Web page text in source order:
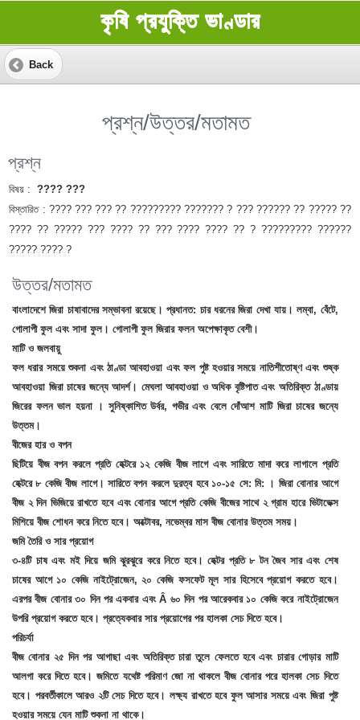
কৃষি প্রযুক্তি ভাণ্ডার
Back
প্রশ্ন/উত্তর/মতামত
প্রশ্ন
বিষয় :
???? ???
বিস্তারিত : ???? ??? ??? ?? ????????? ??????? ? ??? ?????? ?? ????? ??
???? ?? ????? ??? ???? ?? ??? ???? ???? ?? ? ????????? ??????
????? ???? ?
উত্তর/মতামত
বাংলাদেশে জিরা চাষাবাদের সম্ভাবনা রয়েছে। প্রধানত: চার ধরনের জিরা দেখা যায়। লম্বা, বেঁটে,
গোলাপী ফুল এবং সাদা ফুল। গোলাপী ফুল জিরার ফলন অপেক্ষাকৃত বেশী।
মাটি ও জলবায়ু
ফল ধরার সময়ে শুকনা এবং ঠাণ্ডা আবহাওয়া এবং ফল পুষ্ট হওয়ার সময়ে নাতিশীতোষ্ণ এবং শুষ্ক
আবহাওয়া জিরা চাষের জন্যে আদর্শ। মেঘলা আবহাওয়া ও অধিক বৃষ্টিপাত এবং অতিরিক্ত ঠাণ্ডায়
জিরের ফলন ভাল হয়না । সুনিষ্কাশিত উর্বর, গভীর এবং বেলে দোঁআশ মাটি জিরা চাষের জন্যে
উত্তম।
বীজের হার ও বপন
ছিটিয়ে বীজ বপন করলে প্রতি হেক্টরে ১২ কেজি বীজ লাগে এবং সারিতে মাদা করে লাগালে প্রতি
হেক্টরে ৮ কেজি বীজ লাগে। সারিতে বপন করলে দুরত্ব হবে ১০-১৫ সে: মি: । জিরা বোনার আগে
বীজ ২ দিন ভিজিয়ে রাখতে হবে এবং বোনার আগে প্রতি কেজি বীজের সাথে ২ গ্রাম হারে ভিটাভেক্স
মিশিয়ে বীজ শোধন করে নিতে হবে। অক্টোবর, নভেম্বর মাস বীজ বোনার উত্তম সময়।
জমি তৈরি ও সার প্রয়োগ
৩-৪টি চাষ এবং মই দিয়ে জমি ঝুরঝুরে করে নিতে হবে। হেক্টর প্রতি ৮ টন জৈব সার এবং শেষ
চাষের আগে ১০ কেজি নাইট্রোজেন, ২০ কেজি ফসফেট মূল সার হিসেবে প্রয়োগ করতে হবে।
এরপর বীজ বোনার ৩০ দিন পর একবার এবং Â ৬০ দিন পর আরেকবার ১০ কেজি করে নাইট্রোজেন
উপরি প্রয়োগ করতে হবে। প্রত্যেকবার সার প্রয়োগের পর হালকা সেচ দিতে হবে।
পরিচর্যা
বীজ বোনার ২৫ দিন পর আগাছা এবং অতিরিক্ত চারা তুলে ফেলতে হবে এবং চারার গোড়ার মাটি
আলগা করে দিতে হবে। জমিতে যথেষ্ট পরিমাণ জো না থাকলে বীজ বোনার পরে হালকা সেচ দিতে
হবে। পরবর্তীকালে আরও ২টি সেচ দিতে হবে। লক্ষ্য রাখতে হবে ফুল আসার সময়ে এবং জিরা পুষ্ট
হওয়ার সময়ে যেন মাটি শুকনা না থাকে।